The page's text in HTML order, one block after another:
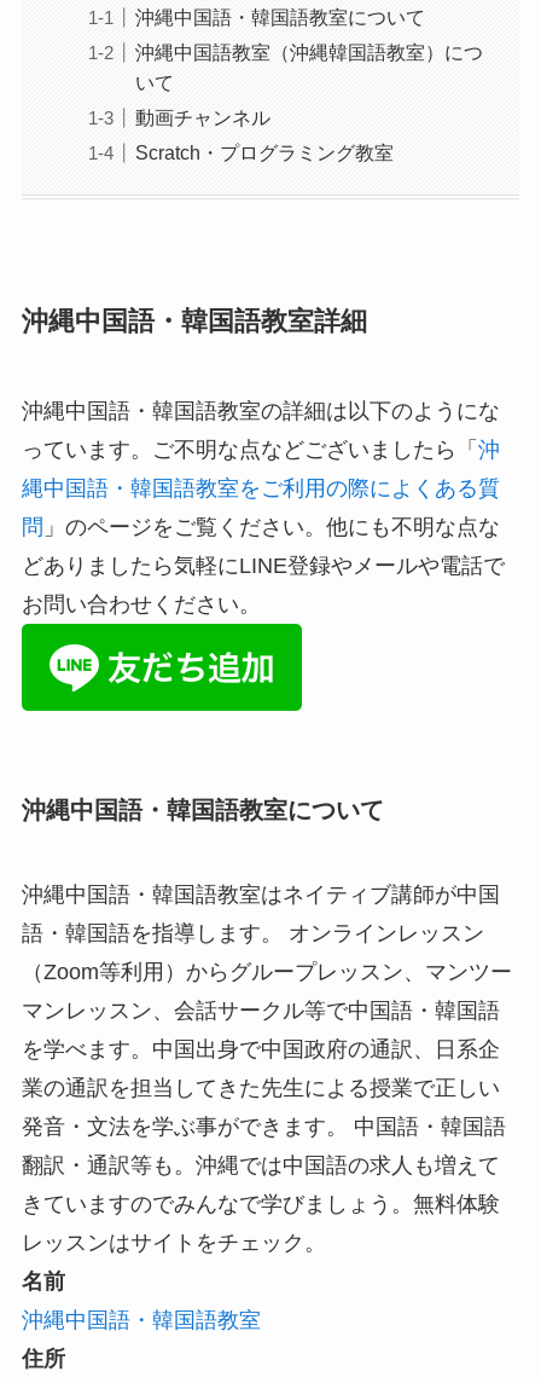
沖縄中国語・韓国語教室について
沖縄中国語教室（沖縄韓国語教室）につ
いて
動画チャンネル
Scratch・プログラミング教室
沖縄中国語・韓国語教室詳細
沖縄中国語・韓国語教室の詳細は以下のようにな
っています。ご不明な点などございましたら「 沖
縄中国語・韓国語教室をご利用の際によくある質
問 」のページをご覧ください。他にも不明な点な
どありましたら気軽にLINE登録やメールや電話で
お問い合わせください。
沖縄中国語・韓国語教室について
沖縄中国語・韓国語教室はネイティブ講師が中国
語・韓国語を指導します。 オンラインレッスン
（Zoom等利用）からグループレッスン、マンツー
マンレッスン、会話サークル等で中国語・韓国語
を学べます。中国出身で中国政府の通訳、日系企
業の通訳を担当してきた先生による授業で正しい
発音・文法を学ぶ事ができます。 中国語・韓国語
翻訳・通訳等も。沖縄では中国語の求人も増えて
きていますのでみんなで学びましょう。無料体験
レッスンはサイトをチェック。
名前
沖縄中国語・韓国語教室
住所